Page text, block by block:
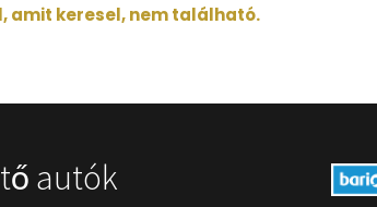
amit keresel, nem található.
autók